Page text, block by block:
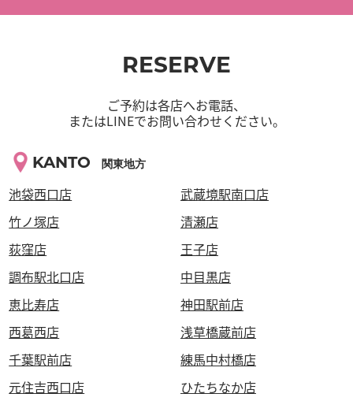
RESERVE
ご予約は各店へお電話、
またはLINEでお問い合わせください。
KANTO 関東地方
池袋西口店
武蔵境駅南口店
竹ノ塚店
清瀬店
荻窪店
王子店
調布駅北口店
中目黒店
恵比寿店
神田駅前店
西葛西店
浅草橋蔵前店
千葉駅前店
練馬中村橋店
元住吉西口店
ひたちなか店